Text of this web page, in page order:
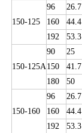
150-125
96
26.7
160
44.4
192
53.3
150-125A
90
25
150
41.7
180
50
150-160
96
26.7
160
44.4
192
53.3